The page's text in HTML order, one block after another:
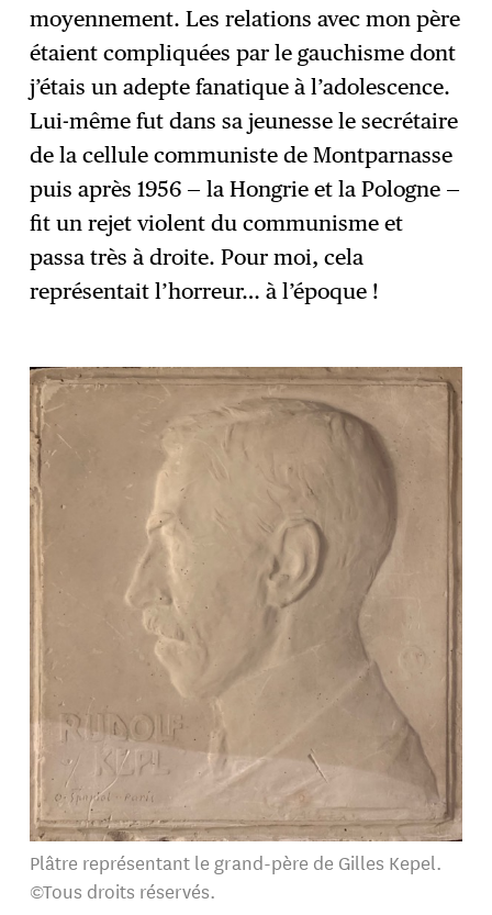
moyennement. Les relations avec mon père
étaient compliquées par le gauchisme dont
j’étais un adepte fanatique à l’adolescence.
Lui-même fut dans sa jeunesse le secrétaire
de la cellule communiste de Montparnasse
puis après 1956 — la Hongrie et la Pologne —
fit un rejet violent du communisme et
passa très à droite. Pour moi, cela
représentait l’horreur… à l’époque !
Plâtre représentant le grand-père de Gilles Kepel.
©Tous droits réservés.